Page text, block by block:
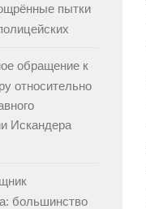
пытки
обращение к
относительно
Искандера
большинство